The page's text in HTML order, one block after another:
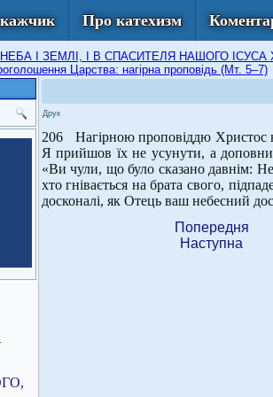
Про катехизм
НЕБА І ЗЕМЛІ, І В СПАСИТЕЛЯ НАШОГО
Царства: нагірна проповідь (Мт. 5–7)
Друк
206 Нагірною проповіддю Христос
Я прийшов їх не усунути, а
«Ви чули, що було сказано давнім:
хто гнівається на брата свого,
досконалі, як Отець ваш небесний
Попередня
Наступна